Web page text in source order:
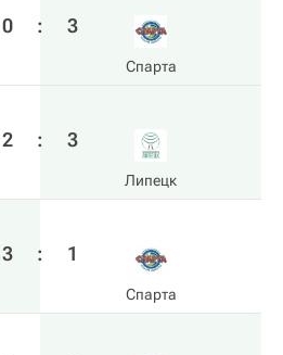
0 : 3
Спарта
2 : 3
Липецк
3 : 1
Спарта